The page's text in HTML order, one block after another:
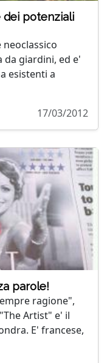
dei potenziali
da giardini, ed e'
esistenti a
17/03/2012
parole!
ragione",
Artist" e' il
E' francese,